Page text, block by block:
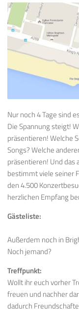
Nur noch 4 Tage sind
Die Spannung steigt!
präsentieren! Welche
Songs? Welche
präsentieren! Und das
bestimmt viele seiner
den 4.500
herzlichen Empfang
Gästeliste:
Außerdem noch in
Noch jemand?
Treffpunkt:
Wollt ihr euch vorher
freuen und nachher
dadurch